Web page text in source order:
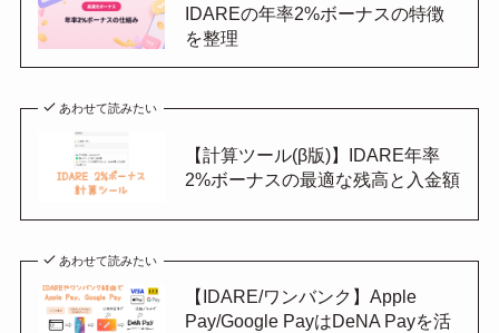
IDAREの年率2%ボーナスの特徴
を整理
あわせて読みたい
【計算ツール(β版)】IDARE年率
2%ボーナスの最適な残高と入金額
あわせて読みたい
【IDARE/ワンバンク】Apple
Pay/Google PayはDeNA Payを活